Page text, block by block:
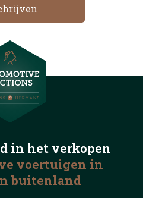
in het verkopen
voertuigen in
buitenland